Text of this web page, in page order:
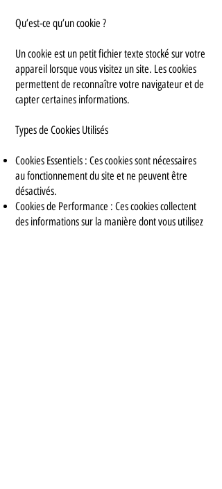
Qu’est-ce qu’un cookie ?
Un cookie est un petit fichier texte stocké sur votre
appareil lorsque vous visitez un site. Les cookies
permettent de reconnaître votre navigateur et de
capter certaines informations.
Types de Cookies Utilisés
Cookies Essentiels : Ces cookies sont nécessaires
au fonctionnement du site et ne peuvent être
désactivés.
Cookies de Performance : Ces cookies collectent
des informations sur la manière dont vous utilisez